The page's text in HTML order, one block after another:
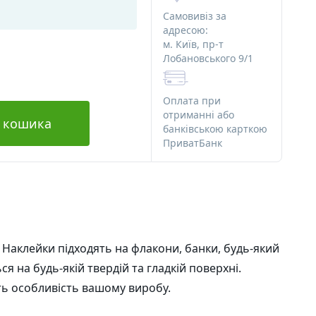
Люкс
Тара для декоративної косметики
Набори миловара-початківця
Картинки на водорозчинному
папері
Водорозчинний папір
Альгінатні маски
Самовивіз за
адресою:
м. Київ, пр-т
Лобановського 9/1
Оплата при
отриманні або
банківською карткою
ПриватБанк
підходять на флакони, банки, будь-який
будь-якій твердій та гладкій поверхні.
особливість вашому виробу.